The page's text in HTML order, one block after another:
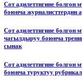
Сот адилеттигине
боюнча журналисттердин
Сот адилеттигине болгон
чагылдыруу боюнча
сынак
Сот адилеттигине
боюнча туруктуу